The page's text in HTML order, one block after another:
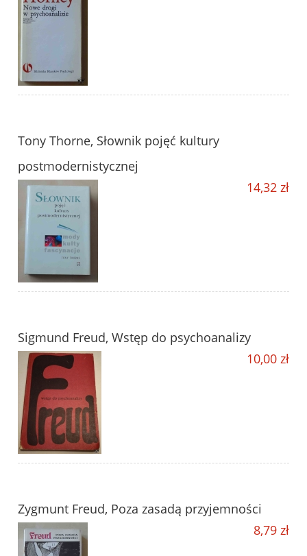
Tony Thorne, Słownik pojęć kultury
postmodernistycznej
14,32 zł
Sigmund Freud, Wstęp do psychoanalizy
10,00 zł
Zygmunt Freud, Poza zasadą przyjemności
8,79 zł